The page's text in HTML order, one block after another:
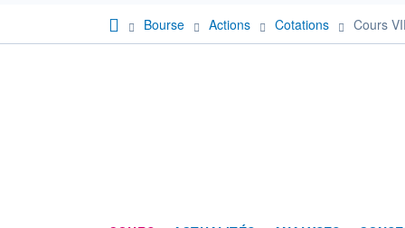
Bourse Actions Cotations Cours